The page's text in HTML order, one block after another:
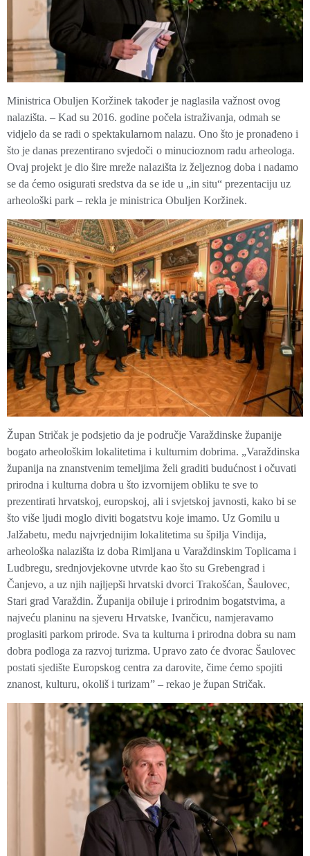
Ministrica Obuljen Koržinek također je naglasila važnost ovog
nalazišta. – Kad su 2016. godine počela istraživanja, odmah se
vidjelo da se radi o spektakularnom nalazu. Ono što je pronađeno i
što je danas prezentirano svjedoči o minucioznom radu arheologa.
Ovaj projekt je dio šire mreže nalazišta iz željeznog doba i nadamo
se da ćemo osigurati sredstva da se ide u „in situ“ prezentaciju uz
arheološki park – rekla je ministrica Obuljen Koržinek.
Župan Stričak je podsjetio da je područje Varaždinske županije
bogato arheološkim lokalitetima i kulturnim dobrima. „Varaždinska
županija na znanstvenim temeljima želi graditi budućnost i očuvati
prirodna i kulturna dobra u što izvornijem obliku te sve to
prezentirati hrvatskoj, europskoj, ali i svjetskoj javnosti, kako bi se
što više ljudi moglo diviti bogatstvu koje imamo. Uz Gomilu u
Jalžabetu, među najvrjednijim lokalitetima su špilja Vindija,
arheološka nalazišta iz doba Rimljana u Varaždinskim Toplicama i
Ludbregu, srednjovjekovne utvrde kao što su Grebengrad i
Čanjevo, a uz njih najljepši hrvatski dvorci Trakošćan, Šaulovec,
Stari grad Varaždin. Županija obiluje i prirodnim bogatstvima, a
najveću planinu na sjeveru Hrvatske, Ivančicu, namjeravamo
proglasiti parkom prirode. Sva ta kulturna i prirodna dobra su nam
dobra podloga za razvoj turizma. Upravo zato će dvorac Šaulovec
postati sjedište Europskog centra za darovite, čime ćemo spojiti
znanost, kulturu, okoliš i turizam” – rekao je župan Stričak.